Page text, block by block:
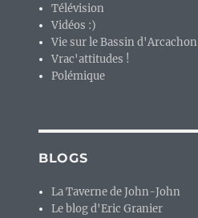
Télévision
Vidéos :)
Vie sur le Bassin d'Arcachon
Vrac'attitudes !
Polémique
BLOGS
La Taverne de John-John
Le blog d'Eric Granier